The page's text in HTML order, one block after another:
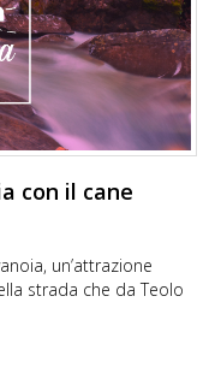
con il cane
un’attrazione
strada che da Teolo